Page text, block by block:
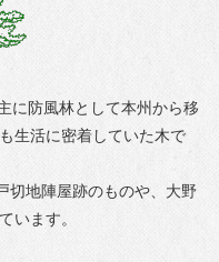
に防風林として本州から移
生活に密着していた木で
切地陣屋跡のものや、大野
います。